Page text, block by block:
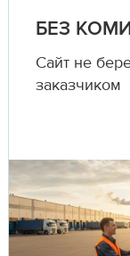
БЕЗ
Сайт не
заказчиком